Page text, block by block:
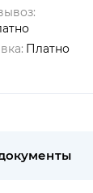
Платно